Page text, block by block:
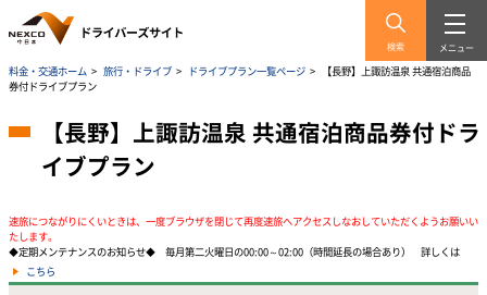
検索 メニュー
料金・交通ホーム > 旅行・ドライブ > ドライブプラン一覧ページ >
【長野】上諏訪温泉 共通宿泊商品
券付ドライブプラン
【長野】上諏訪温泉 共通宿泊商品券付ドラ
イブプラン
速旅につながりにくいときは、一度ブラウザを閉じて再度速旅へアクセスしなおしていただくようお願いい
たします。
◆定期メンテナンスのお知らせ◆ 毎月第二火曜日の00:00～02:00（時間延長の場合あり） 詳しくは
こちら